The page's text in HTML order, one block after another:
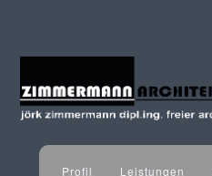
Profil Leistungen